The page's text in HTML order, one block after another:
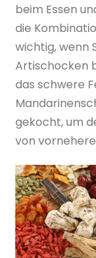
beim Essen
die
wichtig, wenn
Artischocken
das schwere
gekocht, um
von